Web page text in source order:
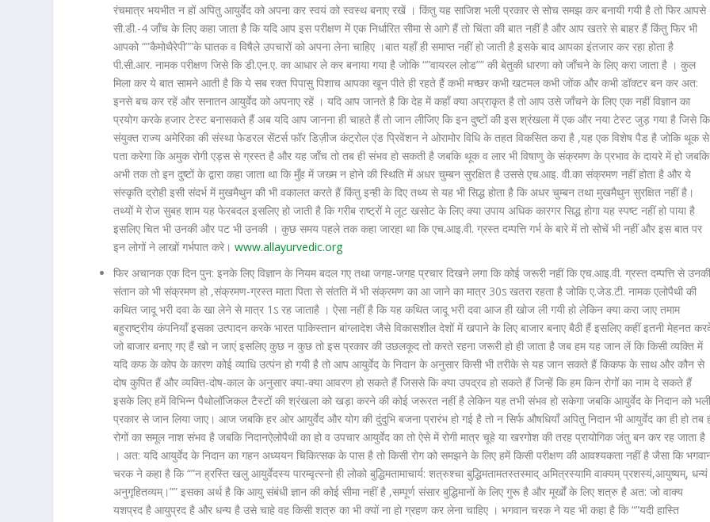
रंचमात्र भयभीत न हों अपितु आयुर्वेद को अपना कर स्वयं को स्वस्थ बनाए रखें । किंतु यह साजिश भली प्रकार से सोच समझ कर बनायी गयी है तो फिर आपसे
सी.डी.-4 जाँच के लिए कहा जाता है कि यदि आप इस परीक्षण में एक निर्धारित सीमा से आगे हैं तो चिंता की बात नहीं है और आप खतरे से बाहर हैं किंतु फिर भी
आपको “”कैमोथैरेपी””के घातक व विषैले उपचारों को अपना लेना चाहिए ।बात यहाँ ही समाप्त नहीं हो जाती है इसके बाद आपका इंतजार कर रहा होता है
पी.सी.आर. नामक परीक्षण जिसे कि डी.एन.ए. का आधार ले कर बनाया गया है जोकि “”वायरल लोड”” की बेतुकी धारणा को जाँचने के लिए करा जाता है । कुल
मिला कर ये बात सामने आती है कि ये सब रक्त पिपासु पिशाच आपका खून पीते ही रहते हैं कभी मच्छर कभी खटमल कभी जोंक और कभी डॉक्टर बन कर अत:
इनसे बच कर रहें और सनातन आयुर्वेद को अपनाए रहें । यदि आप जानते है कि देह में कहाँ क्या अप्राकृत है तो आप उसे जाँचने के लिए एक नहीं विज्ञान का
प्रयोग करके हजार टेस्ट बनासकते हैं अब यदि आप जानना ही चाहते हैं तो जान लीजिए कि इन दुष्टों की इस श्रंखला में एक और नया टेस्ट जुड़ गया है जिसे कि
संयुक्त राज्य अमेरिका की संस्था फेडरल सेंटर्स फॉर डिज़ीज कंट्रोल एंड प्रिवेंशन ने ओरामोर विधि के तहत विकसित करा है ,यह एक विशेष पैड है जोकि थूक से
पता करेगा कि अमुक रोगी एड्स से ग्रस्त है और यह जाँच तो तब ही संभव हो सकती है जबकि थूक व लार भी विषाणु के संक्रमण के प्रभाव के दायरे में हो जबकि
अभी तक तो इन दुष्टों के द्वारा कहा जाता था कि मुँह में जख्म न होने की स्थिति में अधर चुम्बन सुरक्षित है उससे एच.आइ. वी.का संक्रमण नहीं होता है और ये
संस्कृति द्रोही इसी संदर्भ में मुखमैथुन की भी वकालत करते हैं किंतु इन्ही के दिए तथ्य से यह भी सिद्ध होता है कि अधर चुम्बन तथा मुखमैथुन सुरक्षित नहीं है।
तथ्यों मे रोज सुबह शाम यह फेरबदल इसलिए हो जाती है कि गरीब राष्ट्रों मे लूट खसोट के लिए क्या उपाय अधिक कारगर सिद्ध होगा यह स्पष्ट नहीं हो पाया है
इसलिए चित भी उनकी और पट भी उनकी । कुछ समय पहले तक कहा जारहा था कि एच.आइ.वी. ग्रस्त दम्पत्ति गर्भ के बारे में तो सोचें भी नहीं और इस बात पर
इन लोगों ने लाखों गर्भपात करे।www.allayurvedic.org
फिर अचानक एक दिन पुन: इनके लिए विज्ञान के नियम बदल गए तथा जगह-जगह प्रचार दिखने लगा कि कोई जरूरी नहीं कि एच.आइ.वी. ग्रस्त दम्पत्ति से
संतान को भी संक्रमण हो ,संक्रमण-ग्रस्त माता पिता से संतति में भी संक्रमण का आ जाने का मात्र 30ऽ खतरा रहता है जोकि ए.जेड.टी. नामक एलोपैथी की
कथित जादू भरी दवा के खा लेने से मात्र 1ऽ रह जाताहै । ऐसा नहीं है कि यह कथित जादू भरी दवा आज ही खोज ली गयी हो लेकिन क्या करा जाए तमाम
बहुराष्ट्रीय कंपनियाँ इसका उत्पादन करके भारत पाकिस्तान बांग्लादेश जैसे विकासशील देशों में खपाने के लिए बाजार बनाए बैठी हैं इसलिए कहीं इतनी मेहनत
जो बाजार बनाए गए हैं खो न जाएं इसलिए कुछ न कुछ तो इस प्रकार की उछलकूद तो करते रहना जरूरी हो ही जाता है जब हम यह जान लें कि किसी व्यक्ति में
यदि कफ के कोप के कारण कोई व्याधि उत्पंन हो गयी है तो आप आयुर्वेद के निदान के अनुसार किसी भी तरीके से यह जान सकते हैं किकफ के साथ और कौन से
दोष कुपित हैं और व्यक्ति-दोष-काल के अनुसार क्या-क्या आवरण हो सकते हैं जिससे कि क्या उपद्रव हो सकते हैं जिन्हें कि हम किन रोगों का नाम दे सकते हैं
इसके लिए हमें विभिन्न पैथोलॉजिकल टैस्टों की श्रंखला को खड़ा करने की कोई जरूरत नहीं है लेकिन यह तभी संभव हो सकेगा जबकि आयुर्वेद के निदान को
प्रकार से जान लिया जाए। आज जबकि हर ओर आयुर्वेद और योग की दुंदुभि बजना प्रारंभ हो गई है तो न सिर्फ औषधियाँ अपितु निदान भी आयुर्वेद का ही हो तब
रोगों का समूल नाश संभव है जबकि निदानऐलोपैथी का हो व उपचार आयुर्वेद का तो ऐसे में रोगी मात्र चूहे या खरगोश की तरह प्रायोगिक जंतु बन कर रह जाता है
। अत: यदि आयुर्वेद के निदान का गहन अध्ययन चिकित्सक के पास है तो किसी रोग को समझने के लिए हमें किसी परीक्षण की आवश्यकता नहीं है जैसा कि
चरक ने कहा है कि“”न ह्रस्ति खलु आयुर्वेदस्य पारम्वृत्स्नो ही लोको बुद्धिमतामाचार्य: शत्रुश्चा बुद्धिमतामतस्तस्माद् अमित्रस्यामि वाक्यम् प्रशस्यं,आयुष्यम्, धन्यं
अनुगृहितव्यम्।”” इसका अर्थ है कि आयु संबंधी ज्ञान की कोई सीमा नहीं है ,सम्पूर्ण संसार बुद्धिमानों के लिए गुरू है और मूर्खों के लिए शत्रु है अत: जो वाक्य
यशप्रद है आयुप्रद है और धन्य है उसे चाहे वह किसी शत्रु का भी क्यों ना हो ग्रहण कर लेना चाहिए । भगवान चरक ने यह भी कहा है कि“”यदी हास्ति